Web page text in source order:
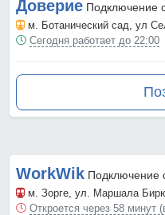
Доверие Подключение
м. Ботанический сад, ул
Сегодня работает до 22:00
WorkWik Подключение
м. Зорге, ул. Маршала
Откроется через 58 минут